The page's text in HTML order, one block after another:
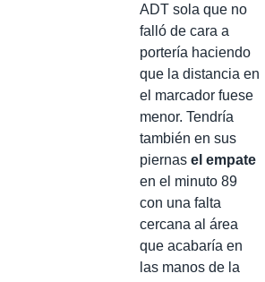
ADT sola que no
falló de cara a
portería haciendo
que la distancia en
el marcador fuese
menor. Tendría
también en sus
piernas el empate
en el minuto 89
con una falta
cercana al área
que acabaría en
las manos de la